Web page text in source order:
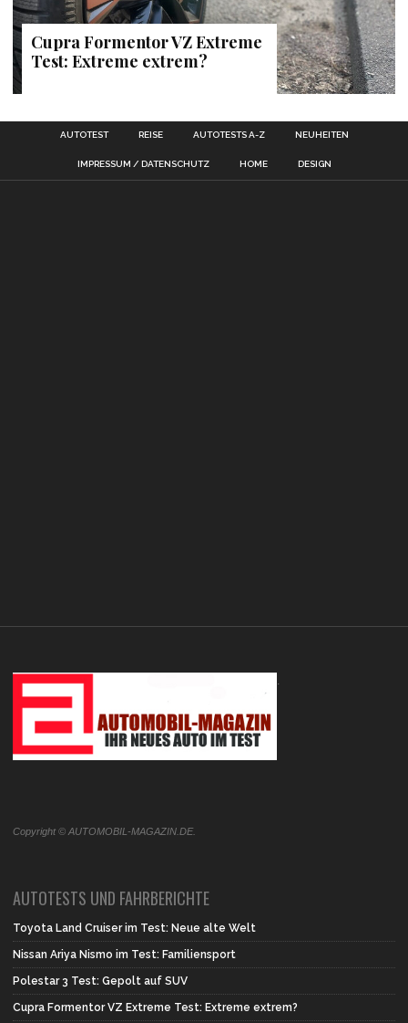
Cupra Formentor VZ Extreme
Test: Extreme extrem?
AUTOTEST REISE AUTOTESTS A-Z NEUHEITEN
IMPRESSUM / DATENSCHUTZ HOME DESIGN
Copyright © AUTOMOBIL-MAGAZIN.DE.
AUTOTESTS UND FAHRBERICHTE
Toyota Land Cruiser im Test: Neue alte Welt
Nissan Ariya Nismo im Test: Familiensport
Polestar 3 Test: Gepolt auf SUV
Cupra Formentor VZ Extreme Test: Extreme extrem?